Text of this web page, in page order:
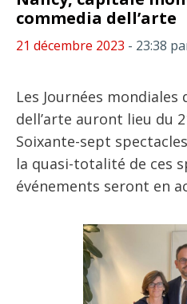
commedia dell’arte
21 décembre 2023 - 23:38
Les Journées mondiales
dell’arte auront lieu du
Soixante-sept
la quasi-totalité de ces
événements seront en